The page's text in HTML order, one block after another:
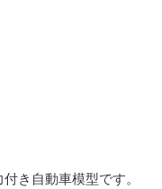
き自動車模型です。